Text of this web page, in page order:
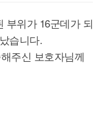
부위가 16군데가 되
습니다.
주신 보호자님께